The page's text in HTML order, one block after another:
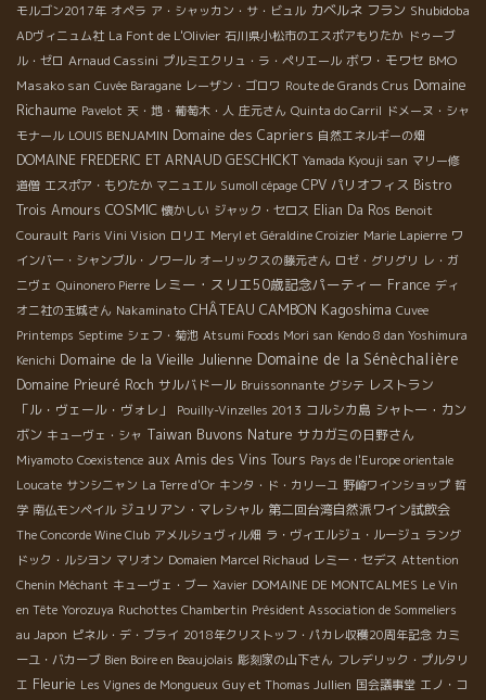
モルゴン2017年 オペラ ア・シャッカン・サ・ビュル カベルネ フラン Shubidoba
ADヴィニュム社 La Font de L'Olivier 石川県小松市のエスポアもりたか ドゥーブ
ル・ゼロ Arnaud Cassini プルミエクリュ・ラ・ペリエール ボワ・モワセ BMO
Masako san Cuvée Baragane レーザン・ゴロワ Route de Grands Crus Domaine
Richaume Pavelot 天・地・葡萄木・人 庄元さん Quinta do Carril ドメーヌ・シャ
モナール LOUIS BENJAMIN Domaine des Capriers 自然エネルギーの畑
DOMAINE FREDERIC ET ARNAUD GESCHICKT Yamada Kyouji san マリー修
道僧 エスポア・もりたか マニュエル Sumoll cépage CPV パリオフィス Bistro
Trois Amours COSMIC 懐かしい ジャック・セロス Elian Da Ros Benoit
Courault Paris Vini Vision ロリエ Meryl et Géraldine Croizier Marie Lapierre ワ
インバー・シャンブル・ノワール オーリックスの藤元さん ロゼ・グリグリ レ・ガ
ニヴェ Quinonero Pierre レミー・スリエ50歳記念パーティー France ディ
オニ社の玉城さん Nakaminato CHÂTEAU CAMBON Kagoshima Cuvee
Printemps Septime シェフ・菊池 Atsumi Foods Mori san Kendo 8 dan Yoshimura
Kenichi Domaine de la Vieille Julienne Domaine de la Sénèchalière
Domaine Prieuré Roch サルバドール Bruissonnante グシテ レストラン
「ル・ヴェール・ヴォレ」
Pouilly-Vinzelles 2013 コルシカ島 シャトー・カン
ボン キューヴェ・シャ Taiwan Buvons Nature サカガミの日野さん
Miyamoto Coexistence aux Amis des Vins Tours Pays de l'Europe orientale
Loucate サンシニャン La Terre d'Or キンタ・ド・カリーユ 野崎ワインショップ 哲
学 南仏モンペイル ジュリアン・マレシャル 第二回台湾自然派ワイン試飲会
The Concorde Wine Club アメルシュヴィル畑 ラ・ヴィエルジュ・ルージュ ラング
ドック・ルシヨン マリオン Domaien Marcel Richaud レミー・セデス Attention
Chenin Méchant キューヴェ・ブー Xavier DOMAINE DE MONTCALMES Le Vin
en Tête Yorozuya Ruchottes Chambertin Président Association de Sommeliers
au Japon ピネル・デ・ブライ 2018年クリストッフ・パカレ収穫20周年記念 カミ
ーユ・バカーブ Bien Boire en Beaujolais 彫刻家の山下さん フレデリック・プルタリ
エ Fleurie Les Vignes de Mongueux Guy et Thomas Jullien 国会議事堂 エノ・コ